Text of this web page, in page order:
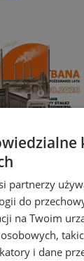
partnerzy
do
na Twoim
i dane